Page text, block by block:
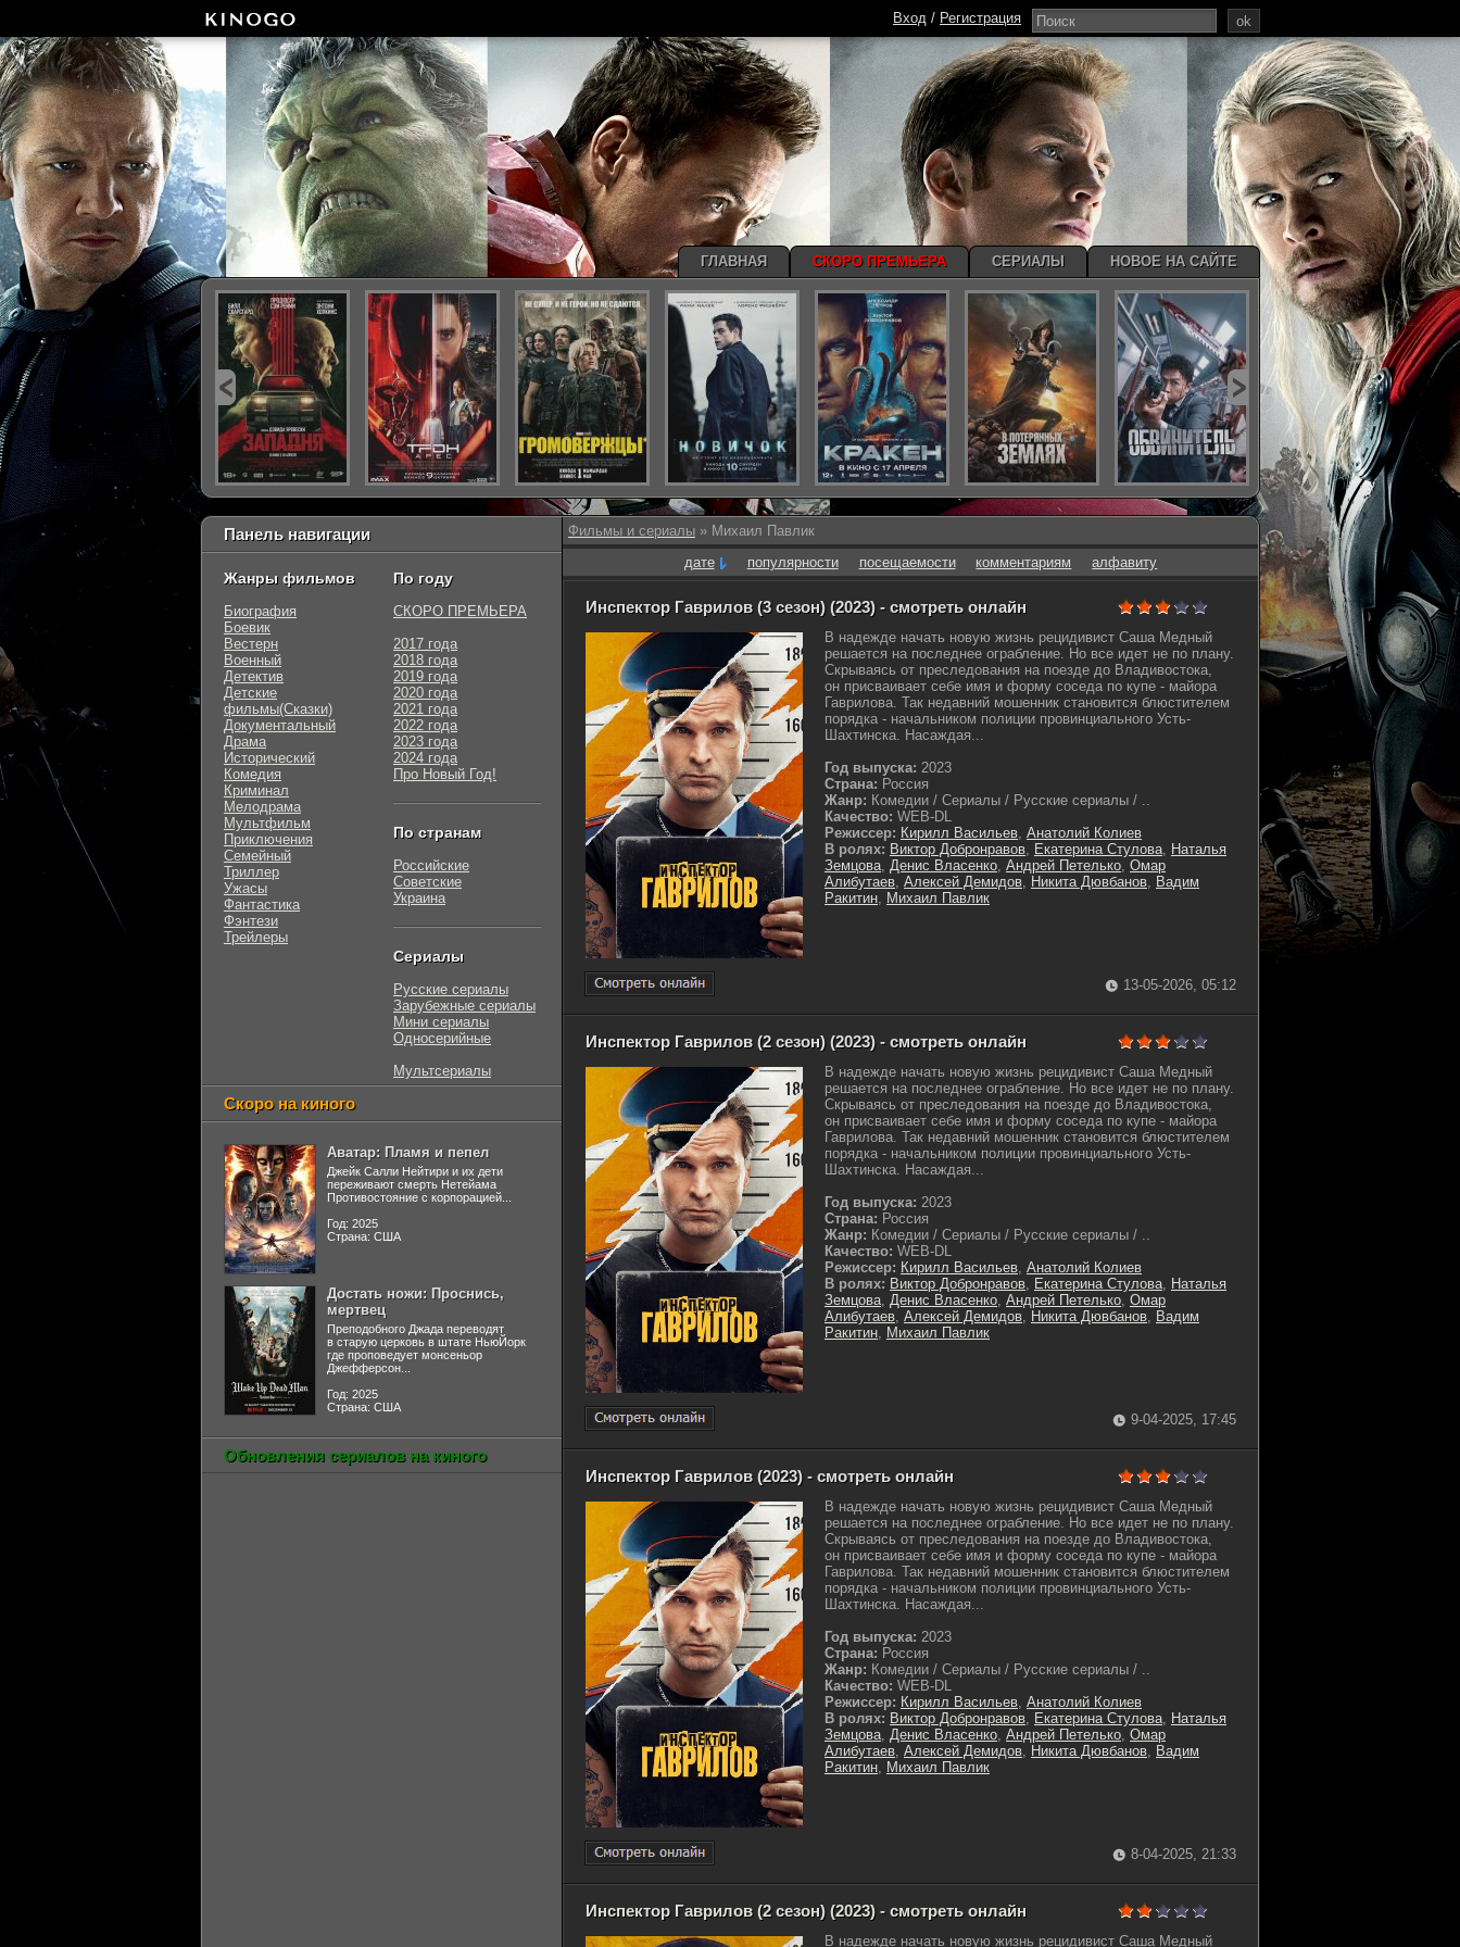
Фильмы и сериалы » Михаил Павлик
дате
популярности посещаемости комментариям алфавиту
Инспектор Гаврилов (3 сезон) (2023) - смотреть онлайн
В надежде начать новую жизнь рецидивист Саша Медный
решается на последнее ограбление. Но все идет не по плану.
Скрываясь от преследования на поезде до Владивостока,
он присваивает себе имя и форму соседа по купе - майора
Гаврилова. Так недавний мошенник становится блюстителем
порядка - начальником полиции провинциального Усть-
Шахтинска. Насаждая...
Год выпуска: 2023
Страна: Россия
Жанр: Комедии / Сериалы / Русские сериалы / ..
Качество: WEB-DL
Режиссер: Кирилл Васильев, Анатолий Колиев
В ролях: Виктор Добронравов, Екатерина Стулова, Наталья
Земцова, Денис Власенко, Андрей Петелько, Омар
Алибутаев, Алексей Демидов, Никита Дювбанов, Вадим
Ракитин, Михаил Павлик
13-05-2026, 05:12
Инспектор Гаврилов (2 сезон) (2023) - смотреть онлайн
В надежде начать новую жизнь рецидивист Саша Медный
решается на последнее ограбление. Но все идет не по плану.
Скрываясь от преследования на поезде до Владивостока,
он присваивает себе имя и форму соседа по купе - майора
Гаврилова. Так недавний мошенник становится блюстителем
порядка - начальником полиции провинциального Усть-
Шахтинска. Насаждая...
Год выпуска: 2023
Страна: Россия
Жанр: Комедии / Сериалы / Русские сериалы / ..
Качество: WEB-DL
Режиссер: Кирилл Васильев, Анатолий Колиев
В ролях: Виктор Добронравов, Екатерина Стулова, Наталья
Земцова, Денис Власенко, Андрей Петелько, Омар
Алибутаев, Алексей Демидов, Никита Дювбанов, Вадим
Ракитин, Михаил Павлик
9-04-2025, 17:45
Инспектор Гаврилов (2023) - смотреть онлайн
В надежде начать новую жизнь рецидивист Саша Медный
решается на последнее ограбление. Но все идет не по плану.
Скрываясь от преследования на поезде до Владивостока,
он присваивает себе имя и форму соседа по купе - майора
Гаврилова. Так недавний мошенник становится блюстителем
порядка - начальником полиции провинциального Усть-
Шахтинска. Насаждая...
Год выпуска: 2023
Страна: Россия
Жанр: Комедии / Сериалы / Русские сериалы / ..
Качество: WEB-DL
Режиссер: Кирилл Васильев, Анатолий Колиев
В ролях: Виктор Добронравов, Екатерина Стулова, Наталья
Земцова, Денис Власенко, Андрей Петелько, Омар
Алибутаев, Алексей Демидов, Никита Дювбанов, Вадим
Ракитин, Михаил Павлик
8-04-2025, 21:33
Инспектор Гаврилов (2 сезон) (2023) - смотреть онлайн
В надежде начать новую жизнь рецидивист Саша Медный
Панель навигации
Жанры фильмов
Биография
Боевик
Вестерн
Военный
Детектив
Детские
фильмы(Сказки)
Документальный
Драма
Исторический
Комедия
Криминал
Мелодрама
Мультфильм
Приключения
Семейный
Триллер
Ужасы
Фантастика
Фэнтези
Трейлеры
По году
СКОРО ПРЕМЬЕРА
2017 года
2018 года
2019 года
2020 года
2021 года
2022 года
2023 года
2024 года
Про Новый Год!
По странам
Российские
Советские
Украина
Сериалы
Русские сериалы
Зарубежные сериалы
Мини сериалы
Односерийные
Мультсериалы
Скоро на киного
Аватар: Пламя и пепел
Джейк Салли Нейтири и их дети
переживают смерть Нетейама
Противостояние с корпорацией...
Год: 2025
Страна: США
Достать ножи: Проснись,
мертвец
Преподобного Джада переводят
в старую церковь в штате НьюЙорк
где проповедует монсеньор
Джефферсон...
Год: 2025
Страна: США
Обновления сериалов на киного
ok
Вход / Регистрация
ГЛАВНАЯ СКОРО ПРЕМЬЕРА СЕРИАЛЫ НОВОЕ НА САЙТЕ